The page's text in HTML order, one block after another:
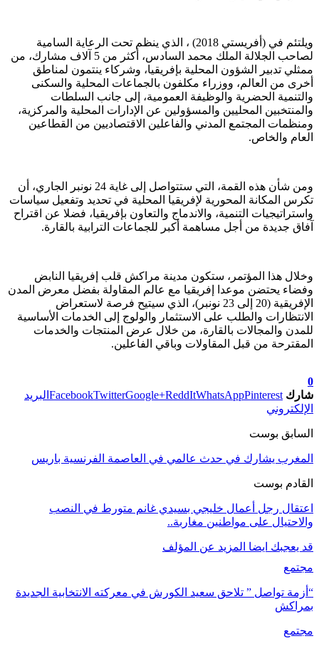
ويلتئم في (أفريستي 2018) ، الذي ينظم تحت الرعاية السامية
لصاحب الجلالة الملك محمد السادس، أكثر من 5 آلاف مشارك، من
ممثلي تدبير الشؤون المحلية بإفريقيا، وشركاء ينتمون لمناطق
أخرى من العالم، ووزراء مكلفون بالجماعات المحلية والسكنى
والتنمية الحضرية والوظيفة العمومية، إلى جانب السلطات
والمنتخبين المحليين والمسؤولين عن الإدارات المحلية والمركزية،
ومنظمات المجتمع المدني والفاعلين الاقتصاديين من القطاعين
العام والخاص.
ومن شأن هذه القمة، التي ستتواصل إلى غاية 24 نونبر الجاري، أن
تكرس المكانة المحورية لإفريقيا المحلية في تحديد وتفعيل سياسات
واستراتيجيات التنمية، والاندماج والتعاون بإفريقيا، فضلا عن اقتراح
آفاق جديدة من أجل مساهمة أكبر للجماعات الترابية بالقارة.
وخلال هذا المؤتمر، ستكون مدينة مراكش قلب إفريقيا النابض
وفضاء يحتضن موعدا إفريقيا مع عالم المقاولة بفضل معرض المدن
الإفريقية (20 إلى 23 نونبر)، الذي سيتيح فرصة لاستعراض
الانتظارات والطلب على الاستثمار والولوج إلى الخدمات الأساسية
للمدن والمجالات بالقارة، من خلال عرض المنتجات والخدمات
المقترحة من قبل المقاولات وباقي الفاعلين.
0
شارك
FacebookTwitterGoogle+ReddItWhatsAppPinterest
البريد
الإلكتروني
السابق بوست
المغرب يشارك في حدث عالمي في العاصمة الفرنسية باريس
القادم بوست
اعتقال رجل أعمال خليجي بسيدي غانم متورط في النصب
والاحتيال على مواطنين مغاربة..
قد يعجبك ايضا المزيد عن المؤلف
مجتمع
“أزمة تواصل ” تلاحق سعيد الكورش في معركته الانتخابية الجديدة
بمراكش
مجتمع